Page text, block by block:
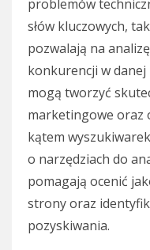
problemów
słów kluczowych,
pozwalają na
konkurencji w danej
mogą tworzyć
marketingowe oraz
kątem
o narzędziach do
pomagają ocenić
strony oraz
pozyskiwania.